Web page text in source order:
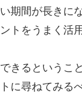
期間が長きに
トをうまく活
きるというこ
に尋ねてみる